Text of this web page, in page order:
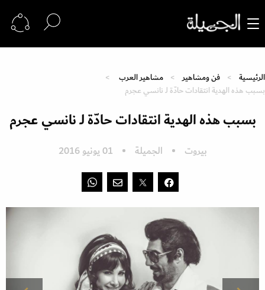
الرئيسية فن ومشاهير
مشاهير العرب
بسبب هذه الهدية انتقادات حادّة لـ نانسي عجرم
بسبب هذه الهدية انتقادات حادّة لـ نانسي عجرم
بيروت الجميلة 01 يونيو 2016